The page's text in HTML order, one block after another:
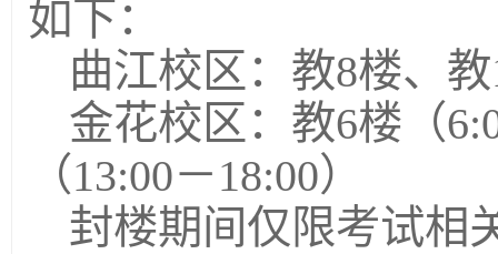
如下：
曲江校区：教8楼、
金花校区：教6楼（
（13:00－18:00）
封楼期间仅限考试相